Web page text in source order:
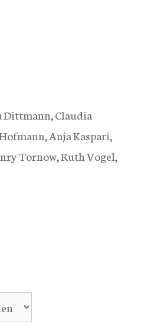
Dittmann, Claudia
Anja Kaspari,
Tornow, Ruth Vogel,